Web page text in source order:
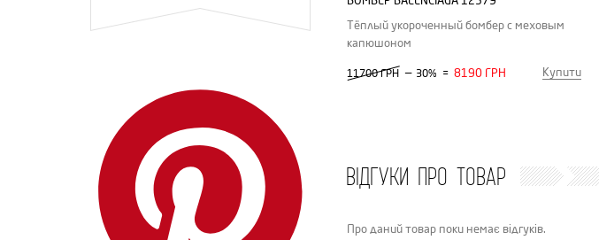
Chrome Hearts
Elizabeth and James
Gucci
Hermes
IENKI IENKI
Тёплый укороченный бомбер с меховым
капюшоном
11700 ГРН — 30% = 8190 ГРН Купити
ВІДГУКИ ПРО ТОВАР
Про даний товар поки немає відгуків.